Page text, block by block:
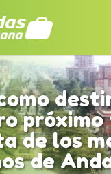
próximo
de los
de